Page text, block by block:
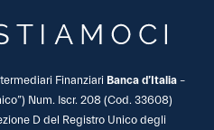
Finanziari Banca d’Italia –
Num. Iscr. 208 (Cod. 33608)
D del Registro Unico degli